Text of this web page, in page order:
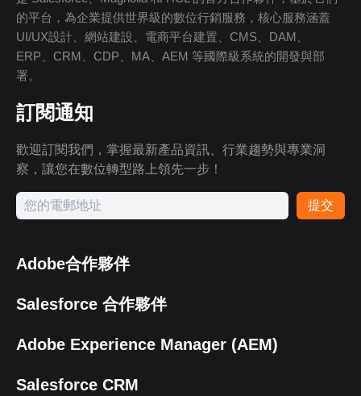
的平台，為企業提供世界級的數位行銷服務，核心服務涵蓋
UI/UX設計、網站建設、電商平台建置、CMS、DAM、
ERP、CRM、CDP、MA、AEM 等國際級系統的開發與部
署。
訂閱通知
歡迎訂閱我們，掌握最新產品資訊、行業趨勢與專業洞
察，讓您在數位轉型路上領先一步！
提交
Adobe合作夥伴
Salesforce 合作夥伴
Adobe Experience Manager (AEM)
Salesforce CRM